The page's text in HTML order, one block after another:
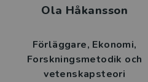
Ola Håkansson
Förläggare Ekonomi
Forskningsmetodik och
vetenskapsteori